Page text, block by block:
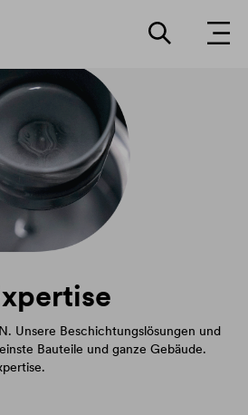
Unsere Beschichtungslösungen und
Bauteile und ganze Gebäude.